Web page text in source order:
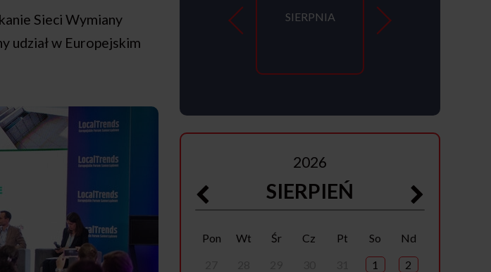
Sieci Wymiany
udział w Europejskim
SIERPNIA
2026
SIERPIEŃ
Pon Wt Śr Cz Pt So
Nd
1 2